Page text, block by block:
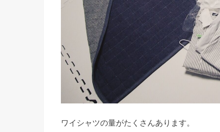
ワイシャツの量がたくさんあります。